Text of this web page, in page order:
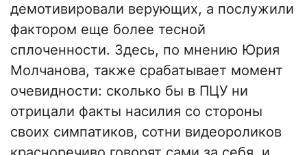
демотивировали верующих, а послужили
фактором еще более тесной
сплоченности. Здесь, по мнению Юрия
Молчанова, также срабатывает момент
очевидности: сколько бы в ПЦУ ни
отрицали факты насилия со стороны
своих симпатиков, сотни видеороликов